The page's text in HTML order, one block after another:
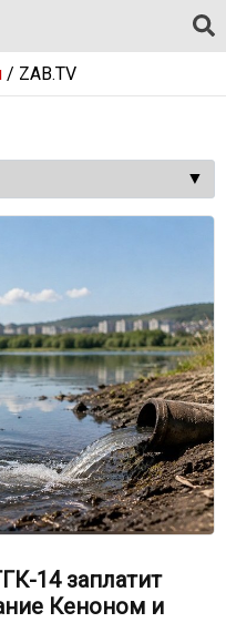
/ ZAB.TV
14 заплатит
Кеноном и